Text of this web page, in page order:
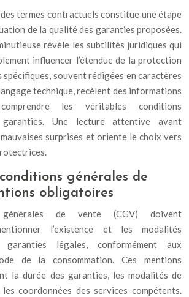
des termes contractuels constitue une étape
de la qualité des garanties proposées.
révèle les subtilités juridiques qui
influencer l’étendue de la protection
souvent rédigées en caractères
technique, recèlent des informations
les véritables conditions
garanties. Une lecture attentive avant
surprises et oriente le choix vers
générales de
obligatoires
de vente (CGV) doivent
l’existence et les modalités
garanties légales, conformément aux
de la consommation. Ces mentions
la durée des garanties, les modalités de
coordonnées des services compétents.